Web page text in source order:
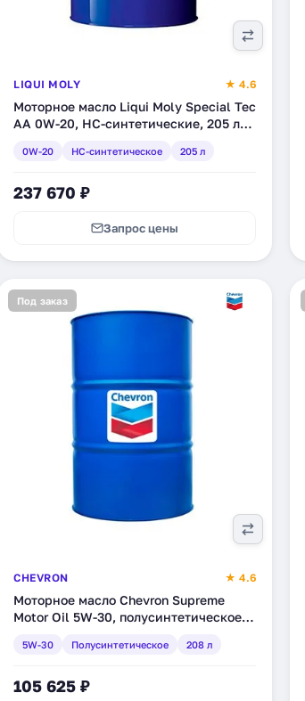
LIQUI MOLY ★ 4.6
Моторное масло Liqui Moly Special Tec
AA 0W-20, НС-синтетические, 205 л
0W-20 HC-синтетическое 205 л
237 670 ₽
Запрос цены
Под заказ
CHEVRON ★ 4.6
Моторное масло Chevron Supreme
Motor Oil 5W-30, полусинтетическое,
5W-30 Полусинтетическое 208 л
105 625 ₽